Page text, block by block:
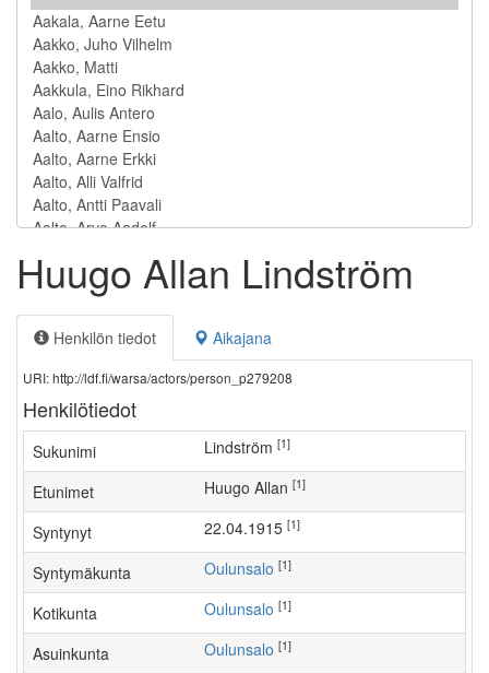
Huugo Allan Lindström
Henkilön tiedot Aikajana
URI: http://ldf.fi/warsa/actors/person_p279208
Henkilötiedot
Sukunimi Lindström [1]
Etunimet Huugo Allan [1]
Syntynyt 22.04.1915 [1]
Syntymäkunta Oulunsalo [1]
Kotikunta Oulunsalo [1]
Asuinkunta Oulunsalo [1]